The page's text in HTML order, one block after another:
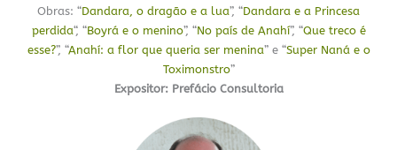
Obras: “Dandara, o dragão e a lua”, “Dandara e a Princesa
perdida“, “Boyrá e o menino”, “No país de Anahí”, “Que treco é
esse?”, “Anahí: a flor que queria ser menina” e “Super Naná e o
Toximonstro”
Expositor:Prefácio Consultoria